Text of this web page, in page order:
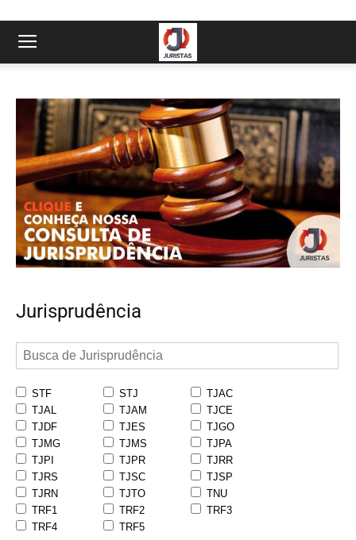
Jurisprudência
STF STJ
TJAC
TJAL
TJAM
TJCE
TJDF
TJES
TJGO
TJMG
TJMS
TJPA
TJPI
TJPR
TJRR
TJRS
TJSC
TJSP
TJRN
TJTO
TNU
TRF1
TRF2
TRF3
TRF4
TRF5